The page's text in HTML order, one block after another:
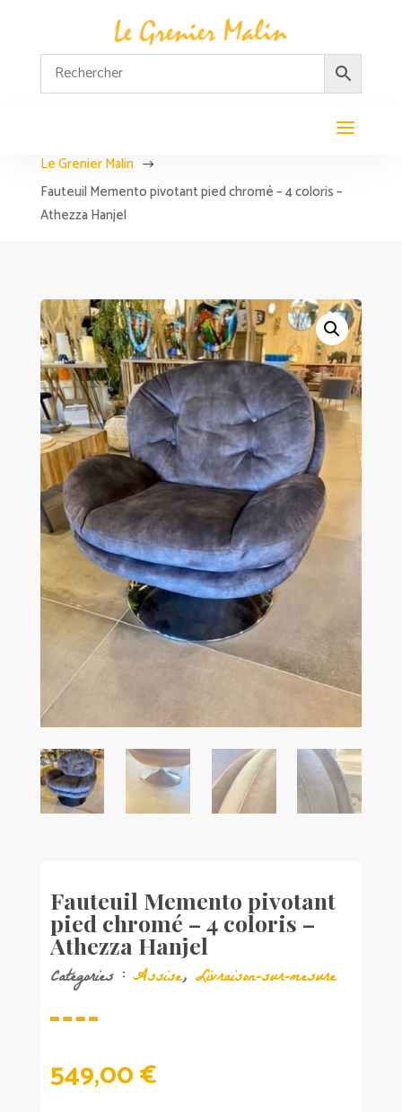
Le Grenier Malin $
Fauteuil Memento pivotant pied chromé – 4 coloris –
Athezza Hanjel
Fauteuil Memento pivotant
pied chromé – 4 coloris –
Athezza Hanjel
Catégories : Assise, Livraison-sur-mesure
549,00€